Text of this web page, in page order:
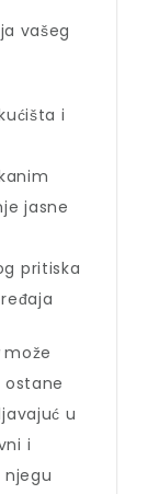
vašeg
i
jasne
pritiska
može
u
i